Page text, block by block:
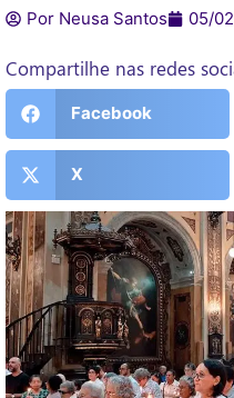
Por Neusa Santos 05/
Compartilhe nas redes
Facebook
X